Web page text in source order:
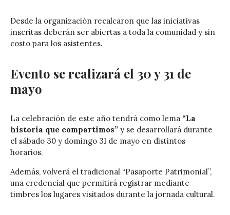
Desde la organización recalcaron que las iniciativas
inscritas deberán ser abiertas a toda la comunidad y sin
costo para los asistentes.
Evento se realizará el 30 y 31 de
mayo
La celebración de este año tendrá como lema “La
historia que compartimos” y se desarrollará durante
el sábado 30 y domingo 31 de mayo en distintos
horarios.
Además, volverá el tradicional “Pasaporte Patrimonial”,
una credencial que permitirá registrar mediante
timbres los lugares visitados durante la jornada cultural.